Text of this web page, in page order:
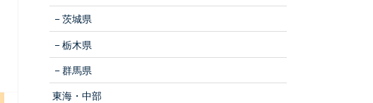
茨城県
栃木県
群馬県
東海・中部